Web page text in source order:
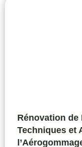
Rénovation de
Techniques et